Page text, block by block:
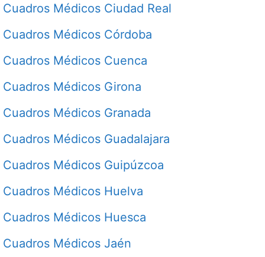
Cuadros Médicos Ciudad Real
Cuadros Médicos Córdoba
Cuadros Médicos Cuenca
Cuadros Médicos Girona
Cuadros Médicos Granada
Cuadros Médicos Guadalajara
Cuadros Médicos Guipúzcoa
Cuadros Médicos Huelva
Cuadros Médicos Huesca
Cuadros Médicos Jaén